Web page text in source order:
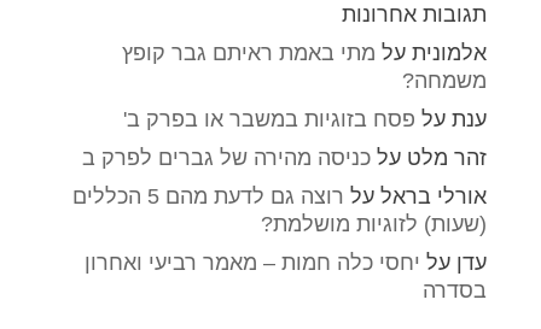
תגובות אחרונות
אלמוניתעל מתי באמת ראיתם גבר קופץ
משמחה?
ענתעל פסח בזוגיות במשבר או בפרק ב'
זהר מלט על כניסה מהירה של גברים לפרק ב
אורלי בראלעל
רוצה גם לדעת מהם 5 הכללים
(שעות) לזוגיות מושלמת?
עדן על יחסי כלה חמות – מאמר רביעי ואחרון
בסדרה